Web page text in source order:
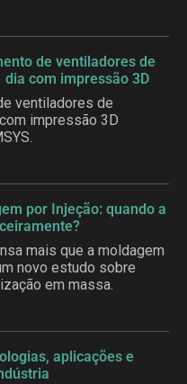
de ventiladores de
com impressão 3D
ventiladores de
impressão 3D
por Injeção: quando a
mais que a moldagem
novo estudo sobre
em massa.
aplicações e